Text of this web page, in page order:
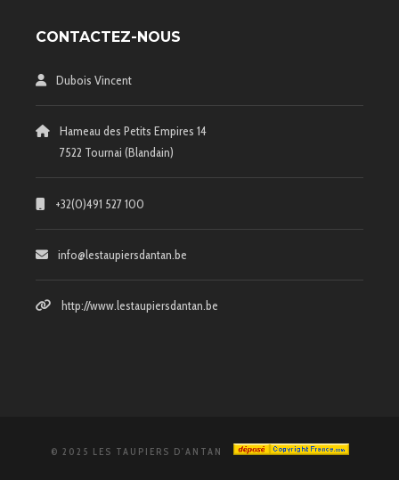
CONTACTEZ-NOUS
Dubois Vincent
Hameau des Petits Empires 14
7522 Tournai (Blandain)
+32(0)491 527 100
info@lestaupiersdantan.be
http://www.lestaupiersdantan.be
© 2025 LES TAUPIERS D'ANTAN